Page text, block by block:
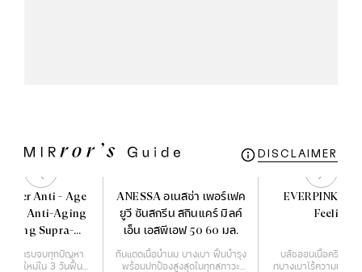
DISCLAIMER
Anti - Age
The Anti-Aging
Supra-
50 ml.
งผิว ครบจบทุกปัญหา
งผิวใหม่ใน 3 วันฟื้นฟู
ANESSA อเนสซ่า เพอร์เฟค
ยูวี ซันสกรีน สกินแคร์ มิลค์
เอ็น เอสพีเอฟ 50 60 มล.
กันแดดเนื้อน้ำนม บางเบา ฟื้นบำรุง
พร้อมปกป้องสูงสุดในทุกสภาวะ
EVERPINK
Feelings
บลัชออนเนื้อครีม ฟิน
ทบางเบาไร้ความมัน เ